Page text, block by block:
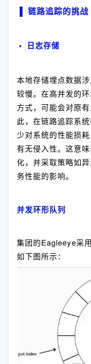
链路追踪的挑战
日志存储
本地存储埋点数据
较慢。在高并发的
方式，可能会对原
此，在链路追踪系
少对系统的性能损
有无侵入性。这意
化，并采取策略如
务性能的影响。
并发环形队列
集团的Eagleeye采
如下图所示：